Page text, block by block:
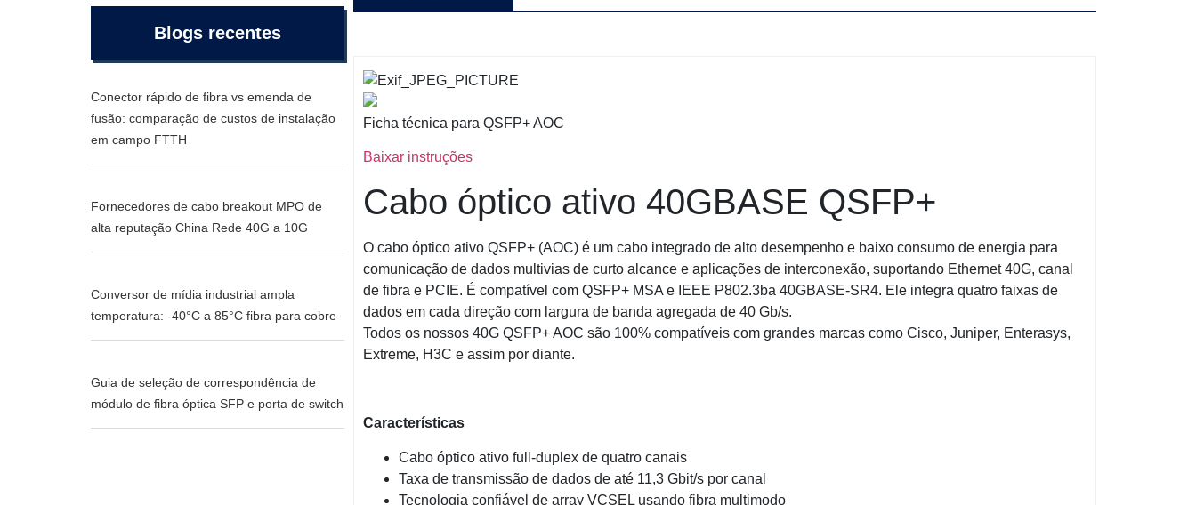
Blogs recentes
Conector rápido de fibra vs emenda de
fusão: comparação de custos de instalação
em campo FTTH
Fornecedores de cabo breakout MPO de
alta reputação China Rede 40G a 10G
Conversor de mídia industrial ampla
temperatura: -40°C a 85°C fibra para cobre
Guia de seleção de correspondência de
módulo de fibra óptica SFP e porta de switch
Ficha técnica para QSFP+ AOC
Baixar instruções
Cabo óptico ativo 40GBASE QSFP+
O cabo óptico ativo QSFP+ (AOC) é um cabo integrado de alto desempenho e baixo consumo de energia para
comunicação de dados multivias de curto alcance e aplicações de interconexão, suportando Ethernet 40G, canal
de fibra e PCIE. É compatível com QSFP+ MSA e IEEE P802.3ba 40GBASE-SR4. Ele integra quatro faixas de
dados em cada direção com largura de banda agregada de 40 Gb/s.
Todos os nossos 40G QSFP+ AOC são 100% compatíveis com grandes marcas como Cisco, Juniper, Enterasys,
Extreme, H3C e assim por diante.
Características
Cabo óptico ativo full-duplex de quatro canais
Taxa de transmissão de dados de até 11,3 Gbit/s por canal
Tecnologia confiável de array VCSEL usando fibra multimodo